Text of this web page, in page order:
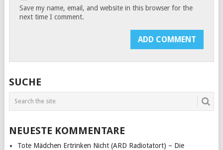
Save my name, email, and website in this browser for the
next time I comment.
SUCHE
NEUESTE KOMMENTARE
Tote Mädchen Ertrinken Nicht (ARD Radiotatort) – Die